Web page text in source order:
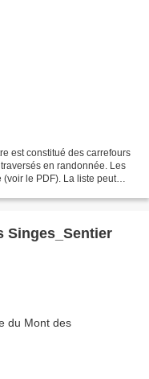
est constitué des carrefours
en randonnée. Les
le PDF). La liste peut
Singes_Sentier